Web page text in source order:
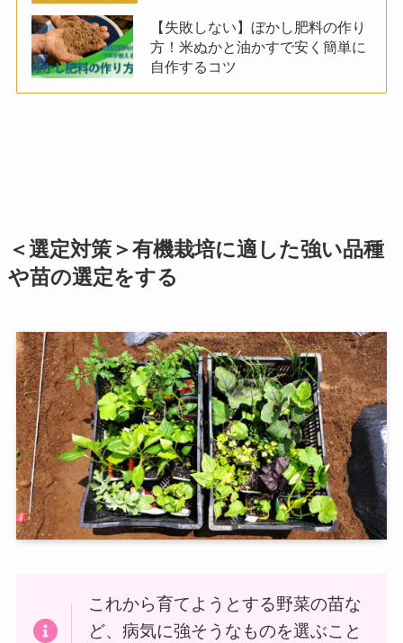
【失敗しない】ぼかし肥料の作り
方！米ぬかと油かすで安く簡単に
自作するコツ
＜選定対策＞有機栽培に適した強い品種
や苗の選定をする
これから育てようとする野菜の苗な
ど、病気に強そうなものを選ぶこと